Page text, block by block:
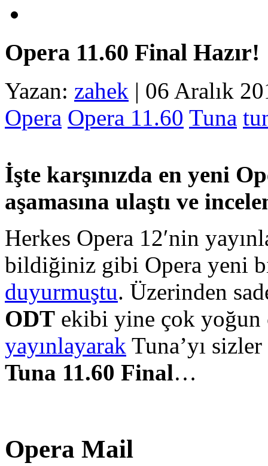
Opera 11.60 Final Hazır!
Yazan: zahek | 06 Aralık
Opera Opera 11.60 Tuna
İşte karşınızda en yeni
aşamasına ulaştı ve
Herkes Opera 12′nin
bildiğiniz gibi Opera yeni
duyurmuştu. Üzerinden
ODT ekibi yine çok yoğun
yayınlayarak Tuna’yı
Tuna 11.60 Final…
Opera Mail